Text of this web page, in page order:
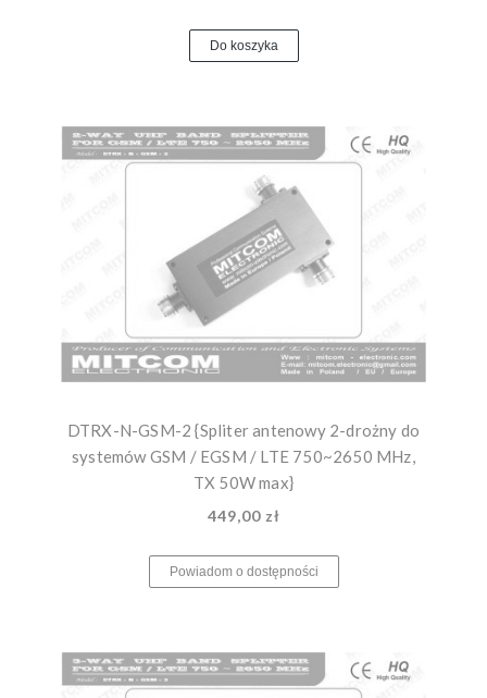
Do koszyka
DTRX-N-GSM-2 {Spliter antenowy 2-drożny do
systemów GSM / EGSM / LTE 750~2650 MHz,
TX 50W max}
449,00 zł
Powiadom o dostępności